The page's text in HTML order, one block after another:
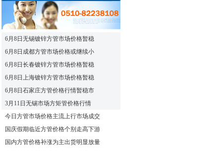
6月8日无锡镀锌方管市场价格暂稳
6月8日成都方管市场价格或继续小
6月8日长春镀锌方管市场价格暂稳
6月8日上海镀锌方管市场价格暂稳
6月8日石家庄方管价格行情暂稳市
3月11日无锡市场方矩管价格行情
今日方管市场价格主流上行市场成交
国庆假期临近方管价格个别走高下游
国内方管价格补涨为主出货明显放量